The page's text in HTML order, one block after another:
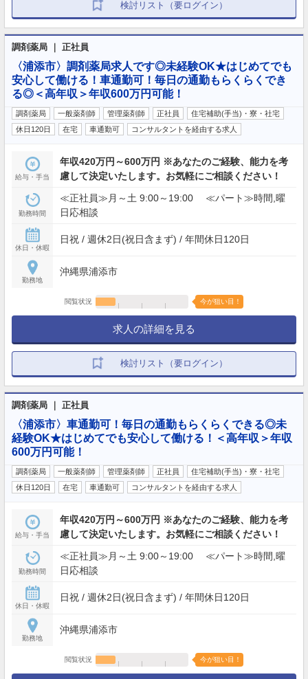
検討リスト（要ログイン）
調剤薬局 ｜ 正社員
〈浦添市〉調剤薬局求人です◎未経験OK★はじめてでも
安心して働ける！車通勤可！毎日の通勤もらくらくでき
る◎＜高年収＞年収600万円可能！
調剤薬局 一般薬剤師 管理薬剤師 正社員
住宅補助(手当)・寮・社宅
休日120日
在宅 車通勤可 コンサルタントを経由する求人
給与・手当
年収420万円～600万円 ※あなたのご経験、能力を考
慮して決定いたします。お気軽にご相談ください！
勤務時間
≪正社員≫月～土 9:00～19:00 ≪パート≫時間,曜
日応相談
休日・休暇
日祝 / 週休2日(祝日含まず) / 年間休日120日
勤務地
沖縄県浦添市
閲覧状況 今が狙い目！
求人の詳細を見る
検討リスト（要ログイン）
調剤薬局 ｜ 正社員
〈浦添市〉車通勤可！毎日の通勤もらくらくできる◎未
経験OK★はじめてでも安心して働ける！＜高年収＞年収
600万円可能！
調剤薬局 一般薬剤師 管理薬剤師 正社員
住宅補助(手当)・寮・社宅
休日120日
在宅 車通勤可 コンサルタントを経由する求人
給与・手当
年収420万円～600万円 ※あなたのご経験、能力を考
慮して決定いたします。お気軽にご相談ください！
勤務時間
≪正社員≫月～土 9:00～19:00 ≪パート≫時間,曜
日応相談
休日・休暇
日祝 / 週休2日(祝日含まず) / 年間休日120日
勤務地
沖縄県浦添市
閲覧状況 今が狙い目！